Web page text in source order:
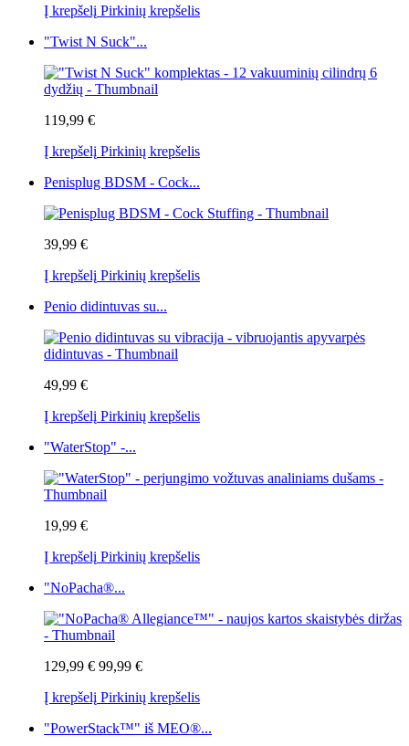
Į krepšelį Pirkinių krepšelis
"Twist N Suck"...
119,99 €
Į krepšelį Pirkinių krepšelis
Penisplug BDSM - Cock...
39,99 €
Į krepšelį Pirkinių krepšelis
Penio didintuvas su...
49,99 €
Į krepšelį Pirkinių krepšelis
"WaterStop" -...
19,99 €
Į krepšelį Pirkinių krepšelis
"NoPacha®...
129,99 € 99,99 €
Į krepšelį Pirkinių krepšelis
"PowerStack™" iš MEO®...